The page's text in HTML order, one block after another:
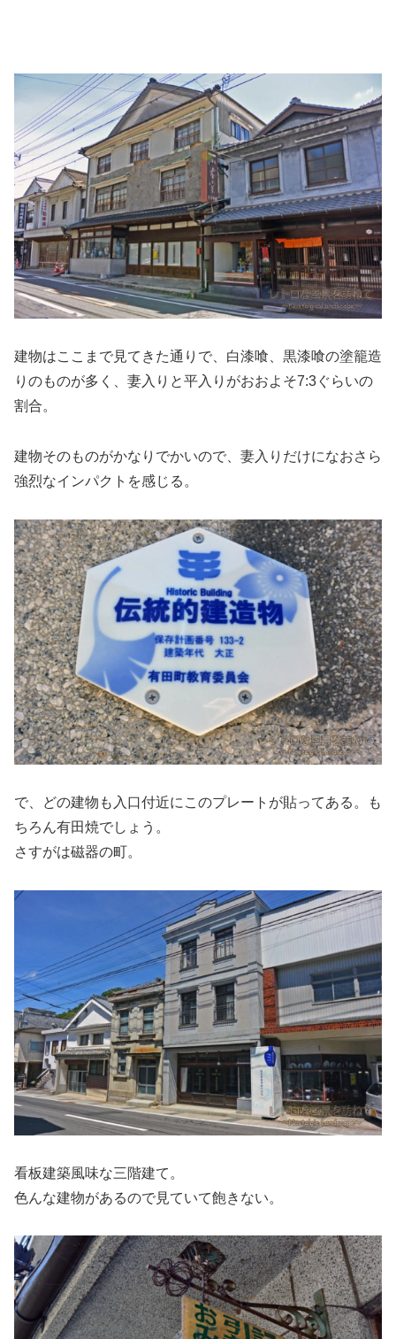
建物はここまで見てきた通りで、白漆喰、黒漆喰の塗籠造
りのものが多く、妻入りと平入りがおおよそ7:3ぐらいの
割合。
建物そのものがかなりでかいので、妻入りだけになおさら
強烈なインパクトを感じる。
で、どの建物も入口付近にこのプレートが貼ってある。も
ちろん有田焼でしょう。
さすがは磁器の町。
看板建築風味な三階建て。
色んな建物があるので見ていて飽きない。